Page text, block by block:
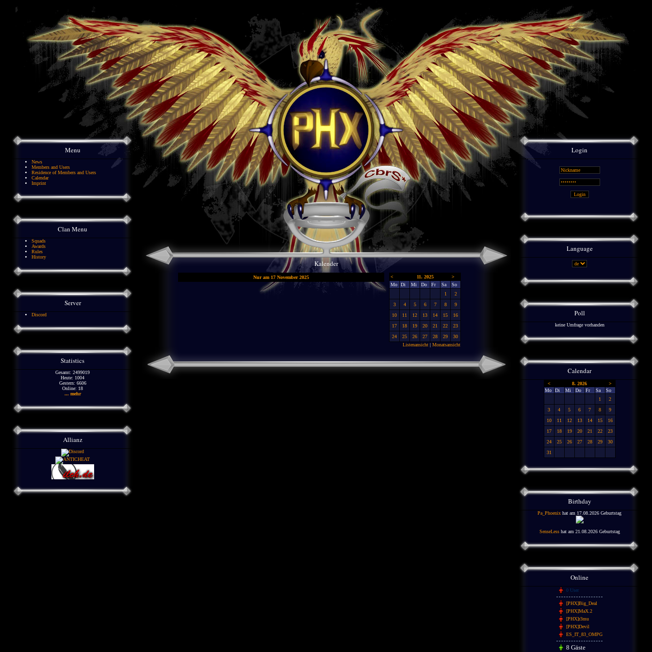
Menu
News
Members and Users
Residence of Members and Users
Calendar
Imprint
Clan Menu
Squads
Awards
Rules
History
Server
Discord
Statistics
Gesamt: 2499019
Heute: 1004
Gestern: 6606
Online: 18
... mehr
Allianz
Kalender
Nur am 17 November 2025 < 11. 2025
>
Mo
Di Mi Do Fr Sa
So
1
2
3
4 5 6 7 8
9
10
11 12 13 14 15
16
17
18 19 20 21 22
23
24
25 26 27 28 29
30
Listenansicht | Monatsansicht
Login
Language
Poll
keine Umfrage vorhanden
Calendar
< 8. 2026
>
Mo
Di Mi Do Fr Sa
So
1
2
3
4 5 6 7 8
9
10
11 12 13 14 15
16
17
18 19 20 21 22
23
24
25 26 27 28 29
30
31
Birthday
Pa_Phoenix hat am 17.08.2026 Geburtstag
SenseLesshat am 21.08.2026 Geburtstag
Online
0 User
[PHX]Big_Deal
[PHX]MaX.2
[PHX]r3mu
[PHX]Devil
ES_IT_83_OMPG
8 Gäste